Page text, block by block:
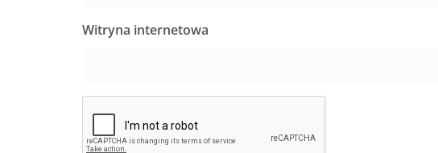
Witryna internetowa